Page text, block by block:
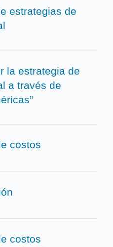
estrategias de
la estrategia de
a través de
costos
costos